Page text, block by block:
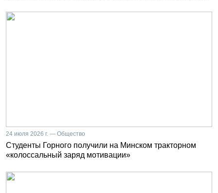
24 июля 2026 г. — Общество
Студенты Горного получили на Минском тракторном
«колоссальный заряд мотивации»